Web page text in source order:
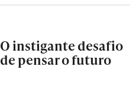
O instigante desafio
de pensar o futuro